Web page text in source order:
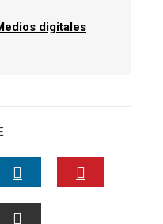
digitales
LINKEDIN